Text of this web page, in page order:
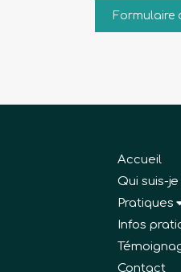
Formulaire
Accueil
Qui suis-je
Pratiques
Infos
Contact